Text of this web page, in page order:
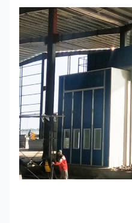
للحرارة وكفاءة
يحتوي مصباح السقف على 18 وحدة × 4 قطع من
مصابيح 15 واط. يحتوي المصباح الجانبي على 22 وحدة
× 2 قطعة من مصابيح 15 واط. إجمالي 116 قطعة من